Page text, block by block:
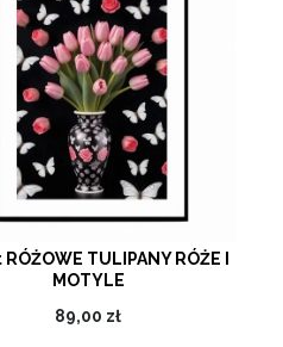
TULIPANY RÓŻE I
MOTYLE
89,00 zł